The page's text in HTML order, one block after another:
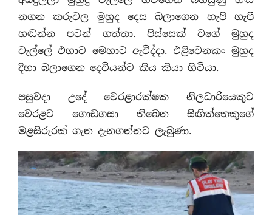
නගන කරුවල මුහුද දෙස බලාගෙන හැපි හැපී
හඬන්න පටන් ගත්තා. පිස්සෙක් වගේ මුහුද
වැල්ලේ එහාට මෙහාට ඇවිද්දා. එළිවෙනකං මුහුද
දිහා බලාගෙන දෙවියන්ට කිය කියා හිටියා.
පසුවදා උදේ වෙරළාරක්ෂක නිලධාරියෙකුට
වෙරළට ගොඩගසා තිබෙන සිඟිත්තෙකුගේ
මළසිරුරක් ගැන දැනගන්නට ලැබුණා.